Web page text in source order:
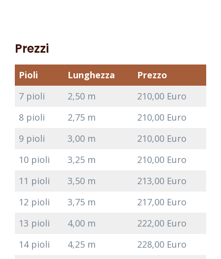
Prezzi
Pioli Lunghezza
Prezzo
7 pioli
2,50 m
210,00 Euro
8 pioli
2,75 m
210,00 Euro
9 pioli
3,00 m
210,00 Euro
10 pioli
3,25 m
210,00 Euro
11 pioli
3,50 m
213,00 Euro
12 pioli
3,75 m
217,00 Euro
13 pioli
4,00 m
222,00 Euro
14 pioli
4,25 m
228,00 Euro